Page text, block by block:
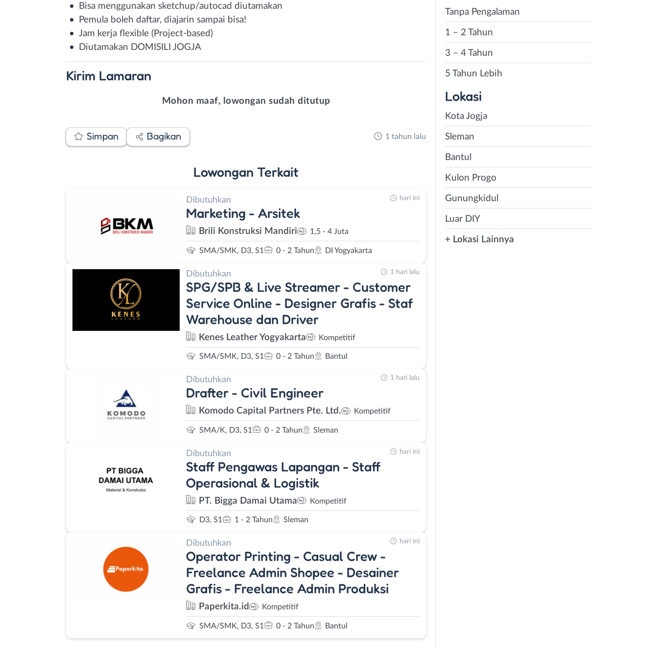
Bisa menggunakan sketchup/autocad diutamakan
Pemula boleh daftar, diajarin sampai bisa!
Jam kerja flexible (Project-based)
Diutamakan DOMISILI JOGJA
Kirim Lamaran
Mohon maaf, lowongan sudah ditutup
Simpan Bagikan 1 tahun lalu
Lowongan Terkait
Dibutuhkan
Marketing - Arsitek
Brili Konstruksi Mandiri 1,5 - 4 Juta
SMA/SMK, D3, S1 0 - 2 Tahun DI Yogyakarta
hari ini
Dibutuhkan
SPG/SPB & Live Streamer - Customer
Service Online - Designer Grafis - Staf
Warehouse dan Driver
Kenes Leather Yogyakarta Kompetitif
SMA/SMK, D3, S1 0 - 2 Tahun Bantul
1 hari lalu
Dibutuhkan
Drafter - Civil Engineer
Komodo Capital Partners Pte. Ltd. Kompetitif
SMA/K, D3, S1 0 - 2 Tahun Sleman
1 hari lalu
Dibutuhkan
Staff Pengawas Lapangan - Staff
Operasional & Logistik
PT. Bigga Damai Utama Kompetitif
D3, S1 1 - 2 Tahun Sleman
hari ini
Dibutuhkan
Operator Printing - Casual Crew -
Freelance Admin Shopee - Desainer
Grafis - Freelance Admin Produksi
Paperkita.id Kompetitif
SMA/SMK, D3, S1 0 - 2 Tahun Bantul
hari ini
Tanpa Pengalaman
1 – 2 Tahun
3 – 4 Tahun
5 Tahun Lebih
Lokasi
Kota Jogja
Sleman
Bantul
Kulon Progo
Gunungkidul
Luar DIY
+ Lokasi Lainnya